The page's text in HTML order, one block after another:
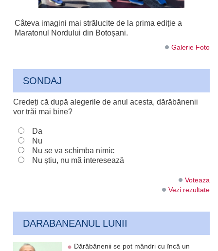
Câteva imagini mai strălucite de la prima ediție a
Maratonul Nordului din Botoșani.
Galerie Foto
SONDAJ
Credeți că după alegerile de anul acesta, dărăbănenii
vor trăi mai bine?
Da
Nu
Nu se va schimba nimic
Nu știu, nu mă interesează
Voteaza
Vezi rezultate
DARABANEANUL LUNII
Dărăbănenii se pot mândri cu încă un